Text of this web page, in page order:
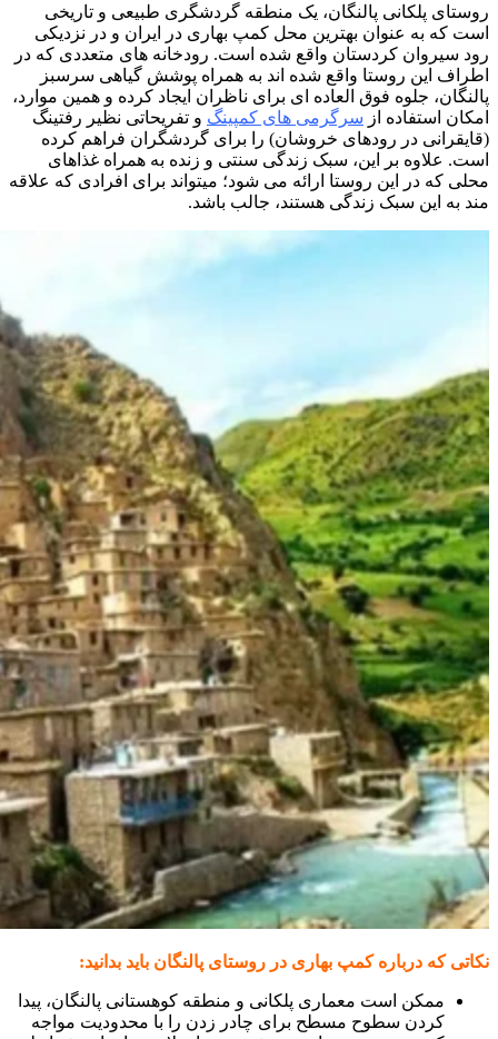
روستای پلکانی پالنگان، یک منطقه گردشگری طبیعی و تاریخی
است که به عنوان بهترین محل کمپ بهاری در ایران و در نزدیکی
رود سیروان کردستان واقع شده است. رودخانه های متعددی که در
اطراف این روستا واقع شده اند به همراه پوشش گیاهی سرسبز
پالنگان، جلوه فوق العاده ای برای ناظران ایجاد کرده و همین موارد،
امکان استفاده از سرگرمی های کمپینگ و تفریحاتی نظیر رفتینگ
(قایقرانی در رودهای خروشان) را برای گردشگران فراهم کرده
است. علاوه بر این، سبک زندگی سنتی و زنده به همراه غذاهای
محلی که در این روستا ارائه می شود؛ میتواند برای افرادی که علاقه
مند به این سبک زندگی هستند، جالب باشد.
نکاتی که درباره کمپ بهاری در روستای پالنگان باید بدانید:
ممکن است معماری پلکانی و منطقه کوهستانی پالنگان، پیدا
کردن سطوح مسطح برای چادر زدن را با محدودیت مواجه